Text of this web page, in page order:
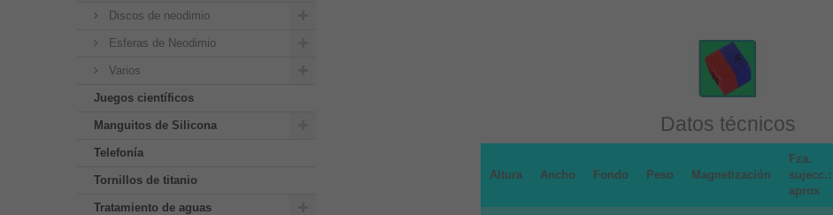
Discos de neodimio
Esferas de Neodimio
Varios
Juegos científicos
Manguitos de Silicona
Telefonía
Tornillos de titanio
Tratamiento de aguas
Datos técnicos
Altura Ancho Fondo Peso Magnetización
Fza.
sujecc.:
aprox